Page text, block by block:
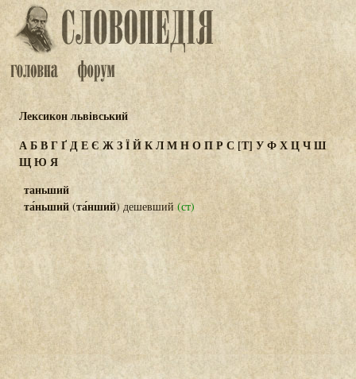
Лексикон львівський
АБВГҐДЕЄ ЖЗЇЙКЛМНОПР С[Т] УФХЦЧШ
ЩЮ Я
таньший
та́ньший (та́нший) дешевший (ст)